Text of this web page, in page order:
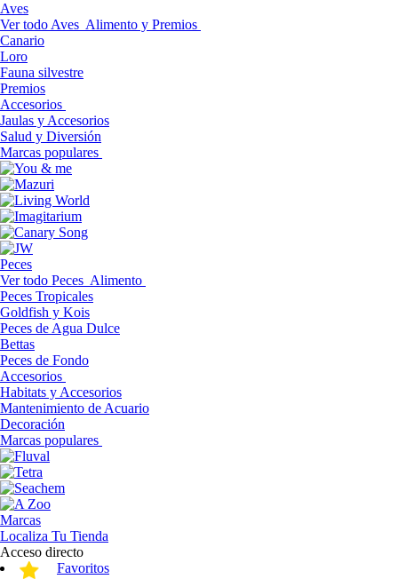
Aves
Ver todo Aves Alimento y Premios
Canario
Loro
Fauna silvestre
Premios
Accesorios
Jaulas y Accesorios
Salud y Diversión
Marcas populares
Peces
Ver todo Peces Alimento
Peces Tropicales
Goldfish y Kois
Peces de Agua Dulce
Bettas
Peces de Fondo
Accesorios
Habitats y Accesorios
Mantenimiento de Acuario
Decoración
Marcas populares
Marcas
Localiza Tu Tienda
Acceso directo
Favoritos